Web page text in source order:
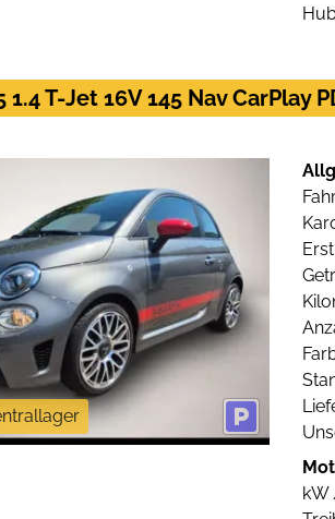
T-Jet 16V 145 Nav CarPlay
kW